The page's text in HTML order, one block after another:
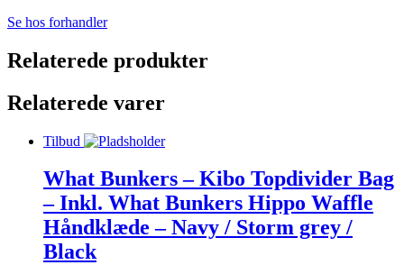
Se hos forhandler
Relaterede produkter
Relaterede varer
Tilbud
What Bunkers – Kibo Topdivider Bag
– Inkl. What Bunkers Hippo Waffle
Håndklæde – Navy / Storm grey /
Black